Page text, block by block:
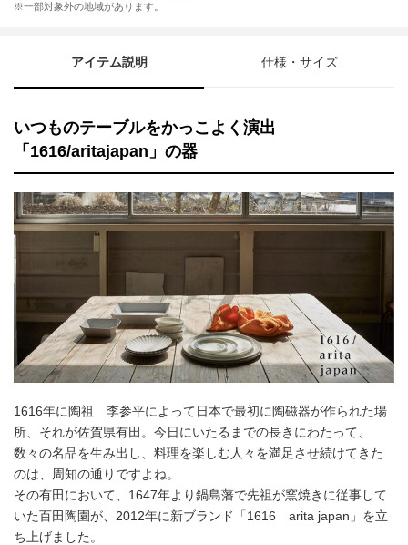
※一部対象外の地域があります。
アイテム説明 仕様・サイズ
いつものテーブルをかっこよく演出
「1616/aritajapan」の器
1616年に陶祖 李参平によって日本で最初に陶磁器が作られた場
所、それが佐賀県有田。今日にいたるまでの長きにわたって、
数々の名品を生み出し、料理を楽しむ人々を満足させ続けてきた
のは、周知の通りですよね。
その有田において、1647年より鍋島藩で先祖が窯焼きに従事して
いた百田陶園が、2012年に新ブランド「1616 arita japan」を立
ち上げました。